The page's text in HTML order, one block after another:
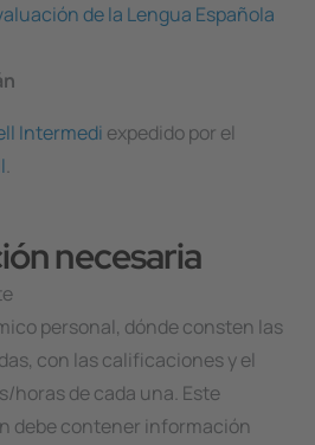
de la Lengua Española
Intermedi expedido por el
.
necesaria
personal, dónde consten las
con las calificaciones y el
horas de cada una. Este
debe contener información